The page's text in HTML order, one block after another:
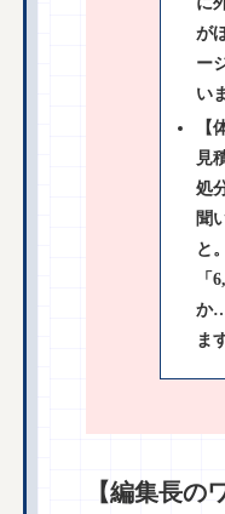
が
ー
い
【
見
処
聞
と
「
か
ま
【編集長の